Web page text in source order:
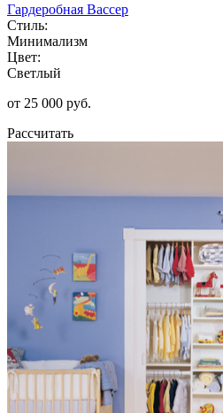
Гардеробная Вассер
Стиль:
Минимализм
Цвет:
Светлый
от 25 000 руб.
Рассчитать